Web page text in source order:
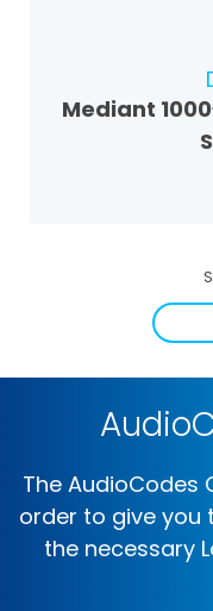
Mediant 1000
The AudioCodes
order to give you
the necessary